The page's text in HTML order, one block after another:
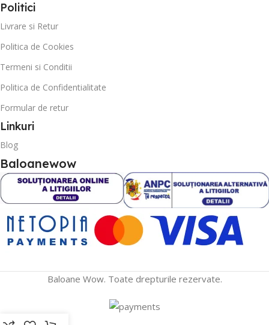
Politici
Livrare si Retur
Politica de Cookies
Termeni si Conditii
Politica de Confidentialitate
Formular de retur
Linkuri
Blog
Baloanewow
Baloane Wow. Toate drepturile rezervate.